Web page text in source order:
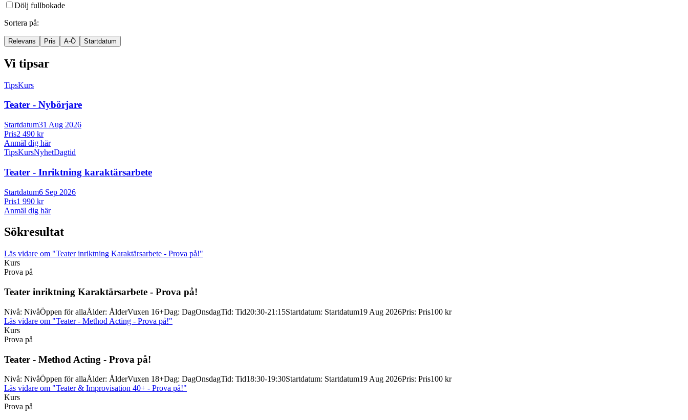
Dölj fullbokade
Sortera på:
Relevans Pris A-Ö Startdatum
Vi tipsar
TipsKurs
Teater - Nybörjare
Startdatum31 Aug 2026
Pris2 490 kr
Anmäl dig här
TipsKursNyhetDagtid
Teater - Inriktning karaktärsarbete
Startdatum6 Sep 2026
Pris1 990 kr
Anmäl dig här
Sökresultat
Läs vidare om "Teater inriktning Karaktärsarbete - Prova på!"
Kurs
Prova på
Teater inriktning Karaktärsarbete - Prova på!
Nivå: NivåÖppen för allaÅlder: ÅlderVuxen 16+Dag: DagOnsdagTid: Tid20:30-21:15Startdatum: Startdatum19 Aug 2026Pris: Pris100 kr
Läs vidare om "Teater - Method Acting - Prova på!"
Kurs
Prova på
Teater - Method Acting - Prova på!
Nivå: NivåÖppen för allaÅlder: ÅlderVuxen 18+Dag: DagOnsdagTid: Tid18:30-19:30Startdatum: Startdatum19 Aug 2026Pris: Pris100 kr
Läs vidare om "Teater & Improvisation 40+ - Prova på!"
Kurs
Prova på